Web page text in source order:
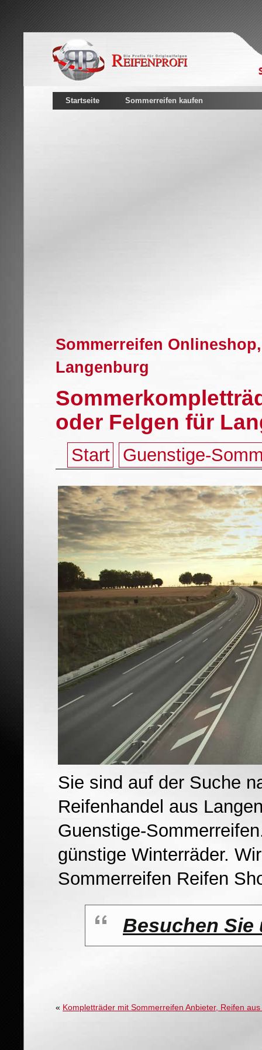
Startseite Sommerreifen kaufen
Sommerreifen
Langenburg
oder Felgen für
Start Guenstige-
Sie sind auf der Suche
Reifenhandel aus
Guenstige-
günstige Winterräder.
Sommerreifen Reifen
Besuchen Sie
« Kompletträder mit Sommerreifen Anbieter, Reifen